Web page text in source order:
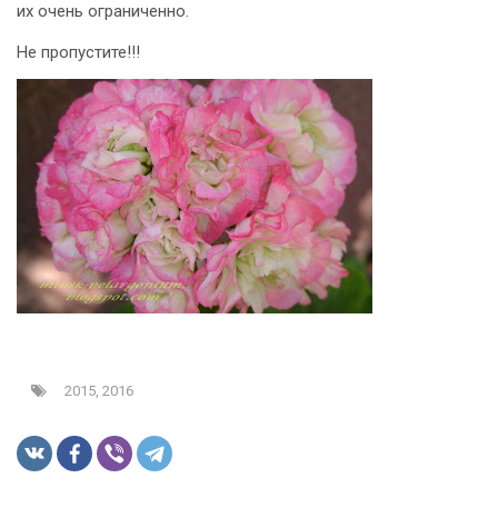
их очень ограниченно.
Не пропустите!!!
2015, 2016